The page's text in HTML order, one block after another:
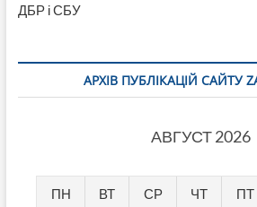
ДБР і СБУ
АРХІВ ПУБЛІКАЦІЙ САЙТУ
АВГУСТ 2026
ПН ВТ СР ЧТ ПТ